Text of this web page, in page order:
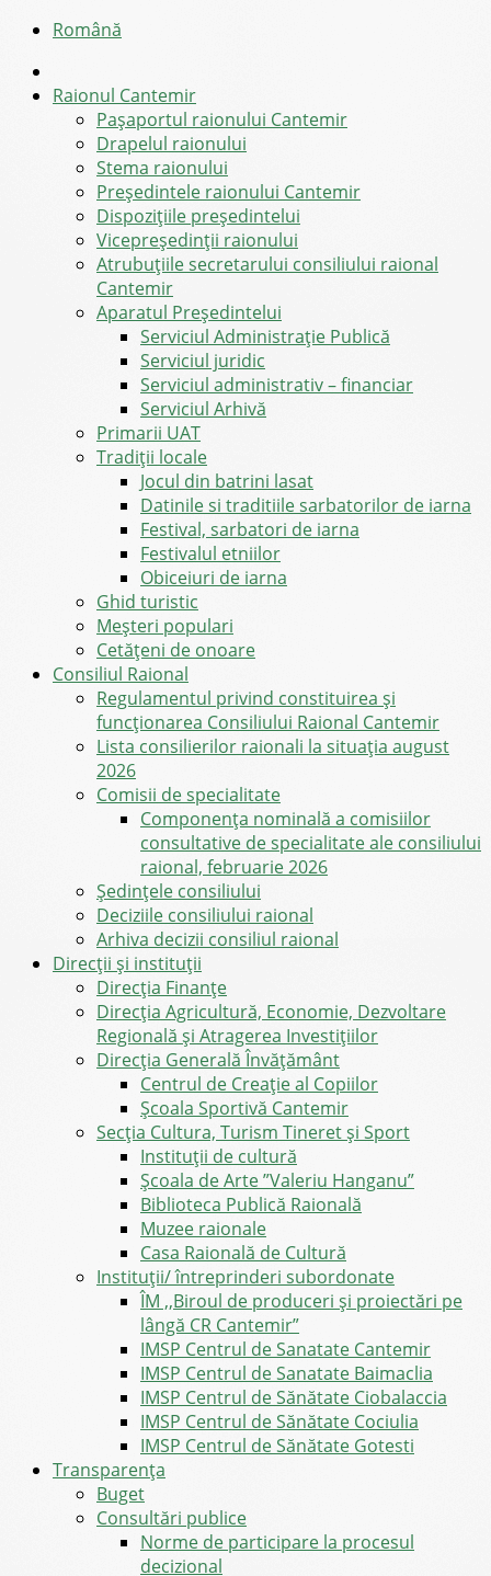
Română
Raionul Cantemir
Pașaportul raionului Cantemir
Drapelul raionului
Stema raionului
Preşedintele raionului Cantemir
Dispozițiile președintelui
Vicepreşedinţii raionului
Atrubuțiile secretarului consiliului raional
Cantemir
Aparatul Preşedintelui
Serviciul Administraţie Publică
Serviciul juridic
Serviciul administrativ – financiar
Serviciul Arhivă
Primarii UAT
Tradiții locale
Jocul din batrini lasat
Datinile si traditiile sarbatorilor de iarna
Festival, sarbatori de iarna
Festivalul etniilor
Obiceiuri de iarna
Ghid turistic
Meşteri populari
Cetățeni de onoare
Consiliul Raional
Regulamentul privind constituirea şi
funcţionarea Consiliului Raional Cantemir
Lista consilierilor raionali la situația august
2026
Comisii de specialitate
Componența nominală a comisiilor
consultative de specialitate ale consiliului
raional, februarie 2026
Şedinţele consiliului
Deciziile consiliului raional
Arhiva decizii consiliul raional
Direcții și instituții
Direcţia Finanţe
Direcția Agricultură, Economie, Dezvoltare
Regională și Atragerea Investițiilor
Direcția Generală Învățământ
Centrul de Creație al Copiilor
Școala Sportivă Cantemir
Secția Cultura, Turism Tineret și Sport
Instituții de cultură
Școala de Arte ”Valeriu Hanganu”
Biblioteca Publică Raională
Muzee raionale
Casa Raională de Cultură
Instituții/ întreprinderi subordonate
ÎM ,,Biroul de produceri și proiectări pe
lângă CR Cantemir”
IMSP Centrul de Sanatate Cantemir
IMSP Centrul de Sanatate Baimaclia
IMSP Centrul de Sănătate Ciobalaccia
IMSP Centrul de Sănătate Cociulia
IMSP Centrul de Sănătate Gotesti
Transparența
Buget
Consultări publice
Norme de participare la procesul
decizional